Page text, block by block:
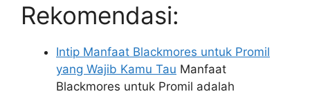
Rekomendasi:
Intip Manfaat Blackmores untuk Promil
yang Wajib Kamu Tau Manfaat
Blackmores untuk Promil adalah